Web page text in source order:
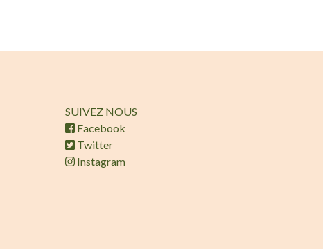
SUIVEZ NOUS
Facebook
Twitter
Instagram